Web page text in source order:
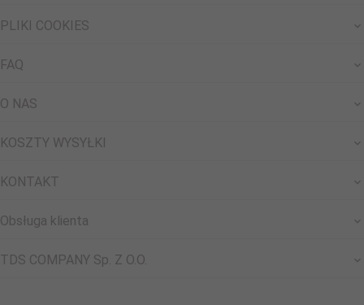
PLIKI COOKIES
FAQ
O NAS
KOSZTY WYSYŁKI
KONTAKT
Obsługa klienta
TDS COMPANY Sp. Z O.O.